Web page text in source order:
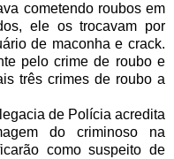
cometendo roubos em
ele os trocavam por
de maconha e crack.
pelo crime de roubo e
três crimes de roubo a
de Polícia acredita
do criminoso na
como suspeito de